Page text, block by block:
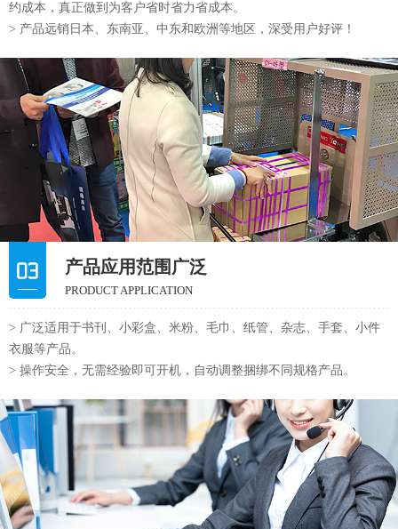
约成本，真正做到为客户省时省力省成本。
> 产品远销日本、东南亚、中东和欧洲等地区，深受用户好评！
产品应用范围广泛
PRODUCT APPLICATION
> 广泛适用于书刊、小彩盒、米粉、毛巾、纸管、杂志、手套、小件
衣服等产品。
> 操作安全，无需经验即可开机，自动调整捆绑不同规格产品。